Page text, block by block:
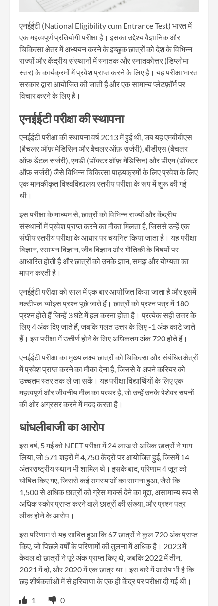
एनईईटी (National Eligibility cum Entrance Test) भारत में
एक महत्वपूर्ण प्रतियोगी परीक्षा है। इसका उद्देश्य वैज्ञानिक और
चिकित्सा क्षेत्र में अध्ययन करने के इच्छुक छात्रों को देश के विभिन्न
राज्यों और केंद्रीय संस्थानों में स्नातक और स्नातकोत्तर (डिप्लोमा
स्तर) के कार्यक्रमों में प्रवेश प्राप्त करने के लिए है। यह परीक्षा भारत
सरकार द्वारा आयोजित की जाती है और एक सामान्य प्लेटफ़ॉर्म पर
विचार करने के लिए है।
एनईईटी परीक्षा की स्थापना
एनईईटी परीक्षा की स्थापना वर्ष 2013 में हुई थी, जब यह एमबीबीएस
(बैचलर ऑफ़ मेडिसिन और बैचलर ऑफ़ सर्जरी), बीडीएस (बैचलर
ऑफ़ डेंटल सर्जरी), एमडी (डॉक्टर ऑफ़ मेडिसिन) और डीएम (डॉक्टर
ऑफ़ सर्जरी) जैसे विभिन्न चिकित्सा पाठ्यक्रमों के लिए प्रवेश के लिए
एक मानकीकृत विश्वविद्यालय स्तरीय परीक्षा के रूप में शुरू की गई
थी।
इस परीक्षा के माध्यम से, छात्रों को विभिन्न राज्यों और केंद्रीय
संस्थानों में प्रवेश प्राप्त करने का मौका मिलता है, जिससे उन्हें एक
संघीय स्तरीय परीक्षा के आधार पर चयनित किया जाता है। यह परीक्षा
विज्ञान, रसायन विज्ञान, जीव विज्ञान और भौतिकी के विषयों पर
आधारित होती है और छात्रों को उनके ज्ञान, समझ और योग्यता का
मापन करती है।
एनईईटी परीक्षा को साल में एक बार आयोजित किया जाता है और इसमें
मल्टीपल च्वोइस प्रश्न पूछे जाते हैं। छात्रों को प्रश्न पत्र में 180
प्रश्न होते हैं जिन्हें 3 घंटे में हल करना होता है। प्रत्येक सही उत्तर के
लिए 4 अंक दिए जाते हैं, जबकि गलत उत्तर के लिए -1 अंक काटे जाते
हैं। इस परीक्षा में उत्तीर्ण होने के लिए अधिकतम अंक 720 होते हैं।
एनईईटी परीक्षा का मुख्य लक्ष्य छात्रों को चिकित्सा और संबंधित क्षेत्रों
में प्रवेश प्राप्त करने का मौका देना है, जिससे वे अपने करियर को
उच्चतम स्तर तक ले जा सकें। यह परीक्षा विद्यार्थियों के लिए एक
महत्वपूर्ण और जीवनीय मील का पत्थर है, जो उन्हें उनके पेशेवर सपनों
की ओर अग्रसर करने में मदद करता है।
धांधलीबाजी का आरोप
इस वर्ष, 5 मई को NEET परीक्षा में 24 लाख से अधिक छात्रों ने भाग
लिया, जो 571 शहरों में 4,750 केंद्रों पर आयोजित हुई, जिसमें 14
अंतरराष्ट्रीय स्थान भी शामिल थे। इसके बाद, परिणाम 4 जून को
घोषित किए गए, जिससे कई समस्याओं का सामना हुआ, जैसे कि
1,500 से अधिक छात्रों को ग्रेस मार्क्स देने का मुद्दा, असामान्य रूप से
अधिक स्कोर प्राप्त करने वाले छात्रों की संख्या, और प्रश्न पत्र
लीक होने के आरोप।
इस परिणाम से यह साबित हुआ कि 67 छात्रों ने कुल 720 अंक प्राप्त
किए, जो पिछले वर्षों के परिणामों की तुलना में अधिक है। 2023 में
केवल दो छात्रों ने पूरे अंक प्राप्त किए थे, जबकि 2022 में तीन,
2021 में दो, और 2020 में एक छात्र था। इस बारे में आरोप भी है कि
छह शीर्षकर्ताओं में से हरियाणा के एक ही केंद्र पर परीक्षा दी गई थी।
1 0